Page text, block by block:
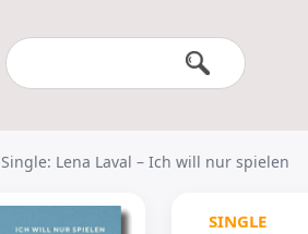
Single: Lena Laval – Ich will nur spielen
SINGLE